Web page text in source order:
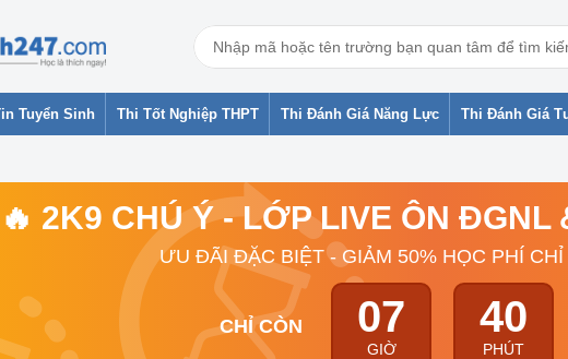
Tuyển Sinh Thi Tốt Nghiệp THPT Thi Đánh Giá Năng Lực Thi Đánh Giá
🔥 2K9 CHÚ Ý - LỚP LIVE ÔN
ƯU ĐÃI ĐẶC BIỆT - GIẢM 50% HỌC PHÍ CHỈ
CHỈ CÒN 07
GIỜ
39
PHÚT